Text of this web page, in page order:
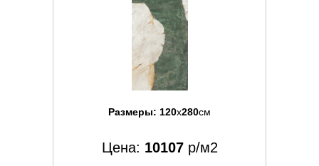
Размеры: 120x280см
Цена: 10107р/м2